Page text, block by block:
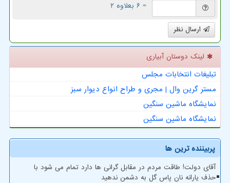
= ۶ بعلاوه ۲
ارسال نظر
لینک دوستان آبیاری
تبلیغات انتخابات مجلس
مستر گرین وال | مجری و طراح انواع دیوار سبز
نمایشگاه ماشین سنگین
نمایشگاه ماشین سنگین
پربیننده ترین ها
آقای دولت! طاقت مردم در مقابل گرانی ها دارد تمام می شود با
حذف یارانه نان پاس گل به دشمن ندهید